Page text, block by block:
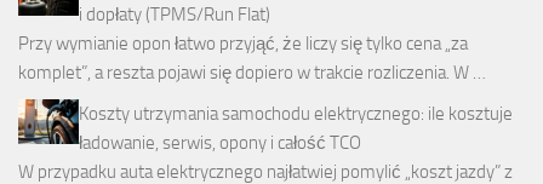
i dopłaty (TPMS/Run Flat)
Przy wymianie opon łatwo przyjąć, że liczy się tylko cena „za
komplet”, a reszta pojawi się dopiero w trakcie rozliczenia. W …
Koszty utrzymania samochodu elektrycznego: ile kosztuje
ładowanie, serwis, opony i całość TCO
W przypadku auta elektrycznego najłatwiej pomylić „koszt jazdy” z